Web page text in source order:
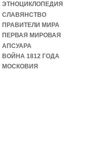
ЭТНОЦИКЛОПЕДИЯ
СЛАВЯНСТВО
ПРАВИТЕЛИ МИРА
ПЕРВАЯ МИРОВАЯ
АПСУАРА
ВОЙНА 1812 ГОДА
МОСКОВИЯ